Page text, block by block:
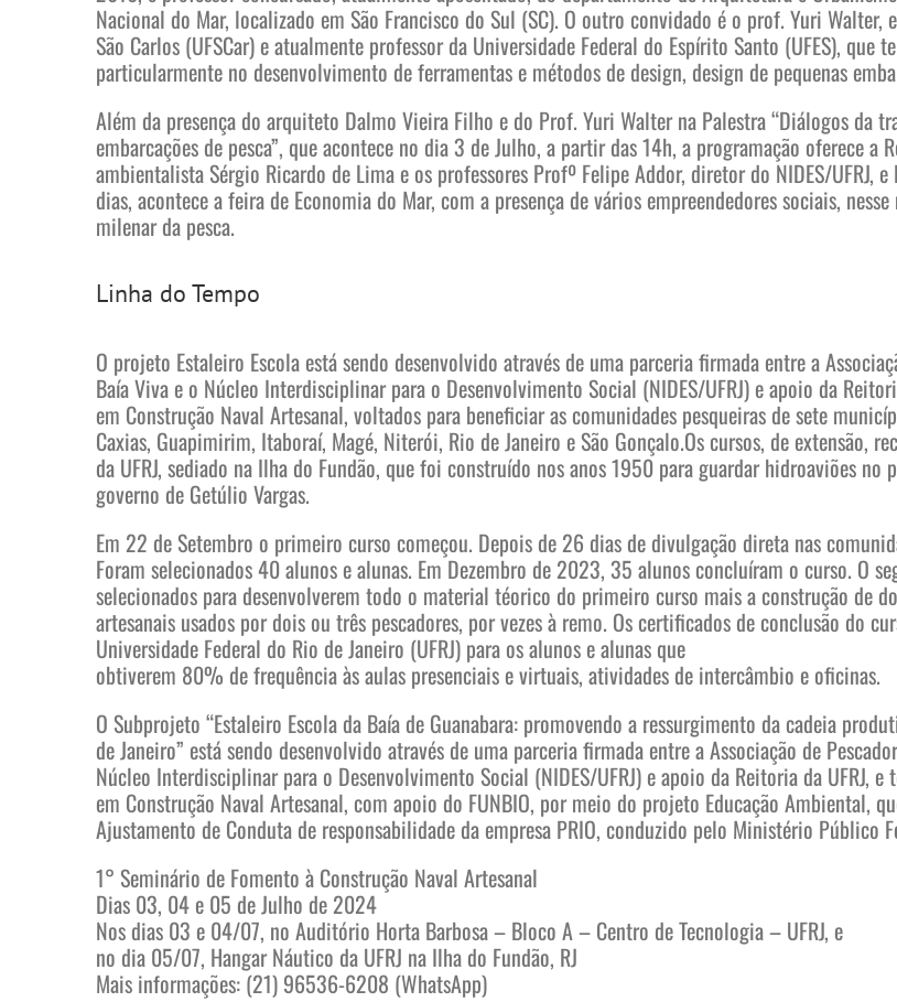
Nacional do Mar, localizado em São Francisco do Sul (SC). O outro convidado é o prof. Yuri
São Carlos (UFSCar) e atualmente professor da Universidade Federal do Espírito Santo (UFES),
particularmente no desenvolvimento de ferramentas e métodos de design, design de pequenas
Além da presença do arquiteto Dalmo Vieira Filho e do Prof. Yuri Walter na Palestra “Diálogos da
embarcações de pesca”, que acontece no dia 3 de Julho, a partir das 14h, a programação oferece a
ambientalista Sérgio Ricardo de Lima e os professores Profº Felipe Addor, diretor do NIDES/UFRJ,
dias, acontece a feira de Economia do Mar, com a presença de vários empreendedores sociais,
milenar da pesca.
Linha do Tempo
O projeto Estaleiro Escola está sendo desenvolvido através de uma parceria firmada entre a
Baía Viva e o Núcleo Interdisciplinar para o Desenvolvimento Social (NIDES/UFRJ) e apoio da
em Construção Naval Artesanal, voltados para beneficiar as comunidades pesqueiras de sete
Caxias, Guapimirim, Itaboraí, Magé, Niterói, Rio de Janeiro e São Gonçalo.Os cursos, de extensão,
da UFRJ, sediado na Ilha do Fundão, que foi construído nos anos 1950 para guardar hidroaviões no
governo de Getúlio Vargas.
Em 22 de Setembro o primeiro curso começou. Depois de 26 dias de divulgação direta nas
Foram selecionados 40 alunos e alunas. Em Dezembro de 2023, 35 alunos concluíram o curso. O
selecionados para desenvolverem todo o material téorico do primeiro curso mais a construção de
artesanais usados por dois ou três pescadores, por vezes à remo. Os certificados de conclusão do
Universidade Federal do Rio de Janeiro (UFRJ) para os alunos e alunas que
obtiverem 80% de frequência às aulas presenciais e virtuais, atividades de intercâmbio e oficinas.
O Subprojeto “Estaleiro Escola da Baía de Guanabara: promovendo a ressurgimento da cadeia
de Janeiro” está sendo desenvolvido através de uma parceria firmada entre a Associação de
Núcleo Interdisciplinar para o Desenvolvimento Social (NIDES/UFRJ) e apoio da Reitoria da UFRJ,
em Construção Naval Artesanal, com apoio do FUNBIO, por meio do projeto Educação Ambiental,
Ajustamento de Conduta de responsabilidade da empresa PRIO, conduzido pelo Ministério Público
1° Seminário de Fomento à Construção Naval Artesanal
Dias 03, 04 e 05 de Julho de 2024
Nos dias 03 e 04/07, no Auditório Horta Barbosa – Bloco A – Centro de Tecnologia – UFRJ, e
no dia 05/07, Hangar Náutico da UFRJ na Ilha do Fundão, RJ
Mais informações: (21) 96536-6208 (WhatsApp)